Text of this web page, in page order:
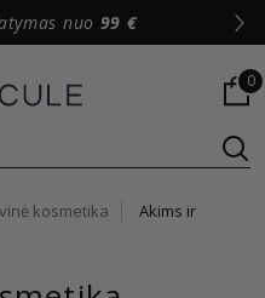
99 €
0
kosmetika
Akims ir